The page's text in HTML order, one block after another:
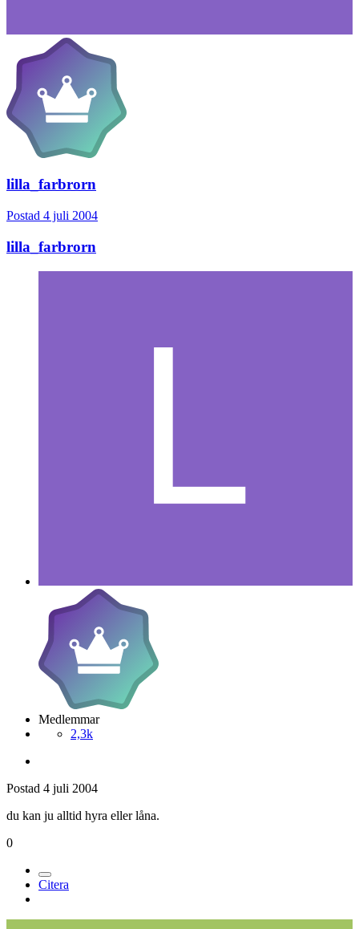
lilla_farbrorn
Postad 4 juli 2004
lilla_farbrorn
Medlemmar
2,3k
Postad 4 juli 2004
du kan ju alltid hyra eller låna.
0
Citera